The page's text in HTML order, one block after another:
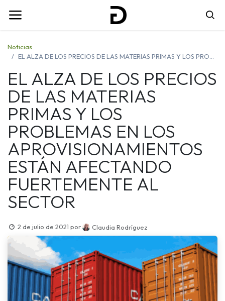
Noticias
EL ALZA DE LOS PRECIOS DE LAS MATERIAS PRIMAS Y LOS PROBLEMAS EN LOS APROVISIONAMIENTOS ESTÁN AFECTANDO FUERTEMENTE AL SECTOR
EL ALZA DE LOS PRECIOS
DE LAS MATERIAS
PRIMAS Y LOS
PROBLEMAS EN LOS
APROVISIONAMIENTOS
ESTÁN AFECTANDO
FUERTEMENTE AL
SECTOR
2 de julio de 2021 por Claudia Rodríguez